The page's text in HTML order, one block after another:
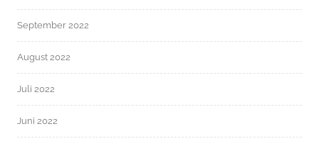
September 2022
August 2022
Juli 2022
Juni 2022